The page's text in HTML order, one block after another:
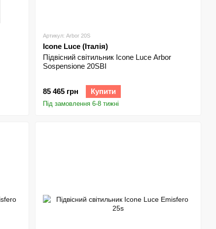
Артикул: Arbor 20S
Icone Luce (Італія)
Підвісний світильник Icone Luce Arbor
Sospensione 20SBI
85 465 грн Купити
Під замовлення 6-8 тижні